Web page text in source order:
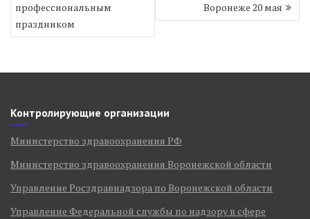
профессиональным
праздником
Воронеже 20 мая
Контролирующие организации
Министерство здравоохранения РФ
Министерство здравоохранения Воронежской области
Управление Росздравнадзора по Воронежской области
Управление Федеральной службы по надзору в сфере